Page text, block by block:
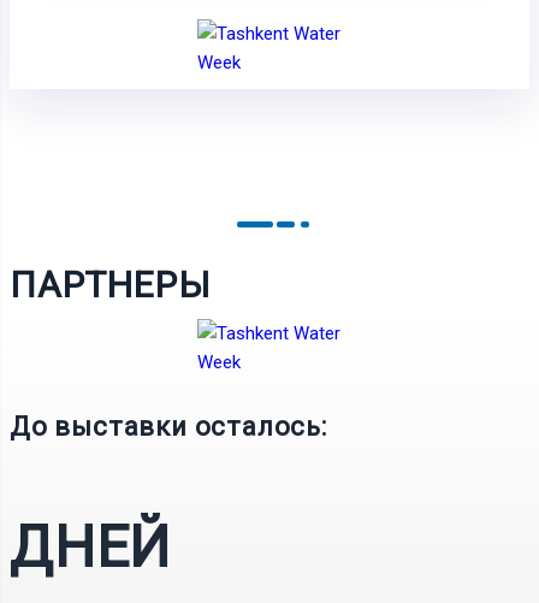
ПАРТНЕРЫ
До выставки осталось:
ДНЕЙ